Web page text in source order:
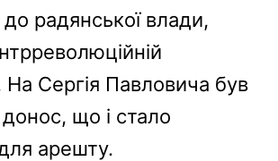
до радянської влади,
На Сергія Павловича був
що і стало
арешту.